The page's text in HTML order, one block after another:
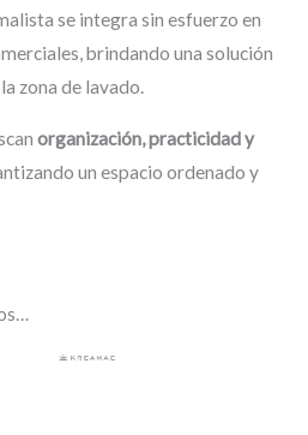
se integra sin esfuerzo en
brindando una solución
zona de lavado.
organización, practicidad y
un espacio ordenado y